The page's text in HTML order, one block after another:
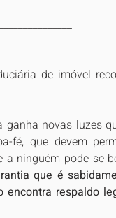
de imóvel
novas luzes
que devem
ninguém pode se
que é
respaldo